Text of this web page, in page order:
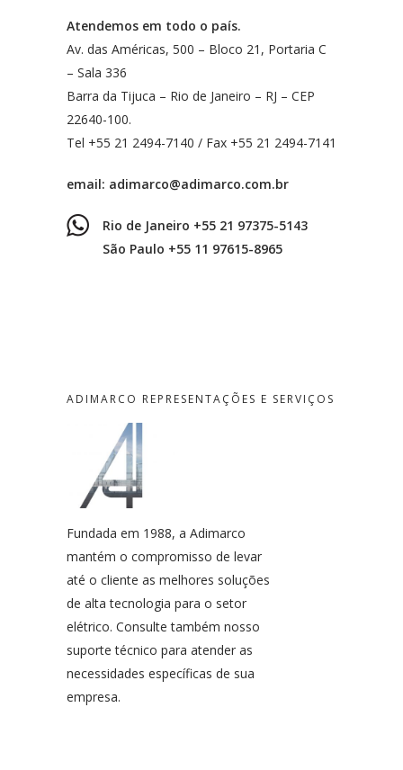
Atendemos em todo o país.
Av. das Américas, 500 – Bloco 21, Portaria C
– Sala 336
Barra da Tijuca – Rio de Janeiro – RJ – CEP
22640-100.
Tel +55 21 2494-7140 / Fax +55 21 2494-7141
email: adimarco@adimarco.com.br
Rio de Janeiro +55 21 97375-5143
São Paulo +55 11 97615-8965
ADIMARCO REPRESENTAÇÕES E SERVIÇOS
Fundada em 1988, a Adimarco
mantém o compromisso de levar
até o cliente as melhores soluções
de alta tecnologia para o setor
elétrico. Consulte também nosso
suporte técnico para atender as
necessidades específicas de sua
empresa.